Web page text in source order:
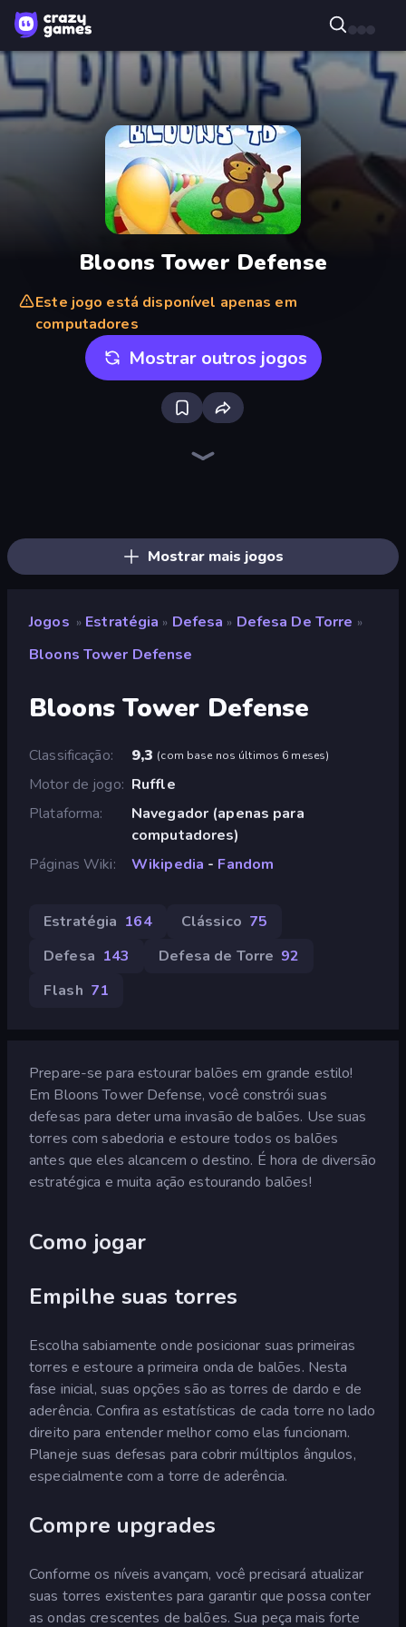
Bloons Tower Defense
Este jogo está disponível apenas em
computadores
Mostrar outros jogos
Mostrar mais jogos
Jogos » Estratégia » Defesa » Defesa De Torre »
Bloons Tower Defense
Bloons Tower Defense
Classificação 9,3 (com base nos últimos 6 meses)
Motor de jogo Ruffle
Plataforma
Navegador (apenas para
computadores)
Páginas Wiki
Wikipedia - Fandom
Estratégia 164 Clássico 75
Defesa 143 Defesa de Torre 92
Flash 71
Prepare-se para estourar balões em grande estilo!
Em Bloons Tower Defense, você constrói suas
defesas para deter uma invasão de balões. Use suas
torres com sabedoria e estoure todos os balões
antes que eles alcancem o destino. É hora de diversão
estratégica e muita ação estourando balões!
Como jogar
Empilhe suas torres
Escolha sabiamente onde posicionar suas primeiras
torres e estoure a primeira onda de balões. Nesta
fase inicial, suas opções são as torres de dardo e de
aderência. Confira as estatísticas de cada torre no lado
direito para entender melhor como elas funcionam.
Planeje suas defesas para cobrir múltiplos ângulos,
especialmente com a torre de aderência.
Compre upgrades
Conforme os níveis avançam, você precisará atualizar
suas torres existentes para garantir que possa conter
as ondas crescentes de balões. Sua peça mais forte